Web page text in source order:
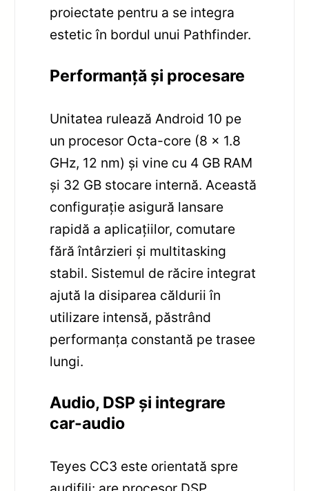
proiectate pentru a se integra
estetic în bordul unui Pathfinder.
Performanță și procesare
Unitatea rulează Android 10 pe
un procesor Octa-core (8 x 1.8
GHz, 12 nm) și vine cu 4 GB RAM
și 32 GB stocare internă. Această
configurație asigură lansare
rapidă a aplicațiilor, comutare
fără întârzieri și multitasking
stabil. Sistemul de răcire integrat
ajută la disiparea căldurii în
utilizare intensă, păstrând
performanța constantă pe trasee
lungi.
Audio, DSP și integrare
car-audio
Teyes CC3 este orientată spre